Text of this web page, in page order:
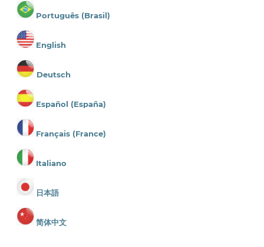
Português (Brasil)
English
Deutsch
Español (España)
Français (France)
Italiano
日本語
简体中文